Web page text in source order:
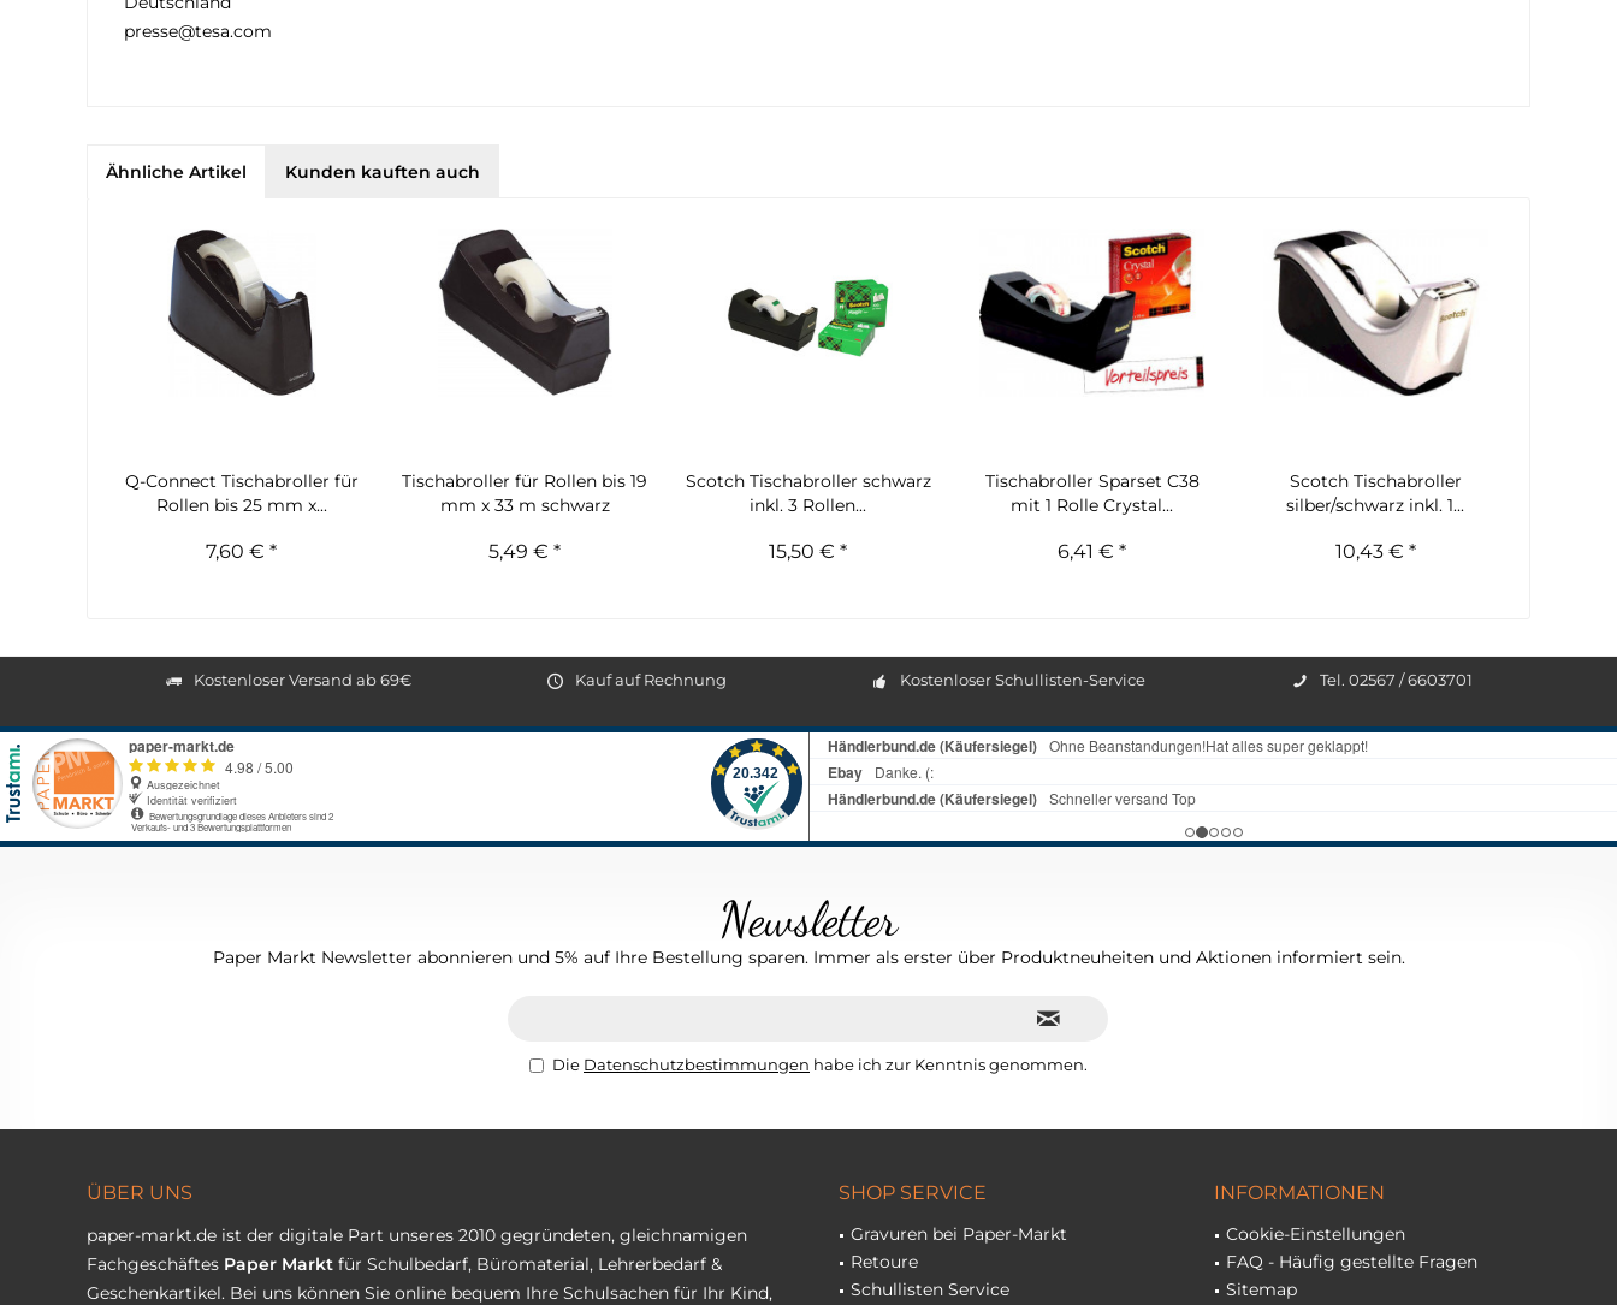
presse@tesa.com
Ähnliche Artikel Kunden kauften auch
Q-Connect Tischabroller für
Rollen bis 25 mm x...
7,60 € *
Tischabroller für Rollen bis 19
mm x 33 m schwarz
5,49 € *
Scotch Tischabroller schwarz
inkl. 3 Rollen...
15,50 € *
Tischabroller Sparset C38
mit 1 Rolle Crystal...
6,41 € *
Scotch Tischabroller
silber/schwarz inkl. 1...
10,43 € *
Kostenloser Versand ab 69€ Kauf auf Rechnung Kostenloser Schullisten-Service Tel. 02567 / 6603701
Newsletter
Paper Markt Newsletter abonnieren und 5% auf Ihre Bestellung sparen. Immer als erster über Produktneuheiten und Aktionen informiert sein.
Die Datenschutzbestimmungen habe ich zur Kenntnis genommen.
ÜBER UNS
paper-markt.de ist der digitale Part unseres 2010 gegründeten, gleichnamigen
Fachgeschäftes Paper Markt für Schulbedarf, Büromaterial, Lehrerbedarf &
Geschenkartikel. Bei uns können Sie online bequem Ihre Schulsachen für Ihr Kind,
SHOP SERVICE
Gravuren bei Paper-Markt
Retoure
Schullisten Service
INFORMATIONEN
Cookie-Einstellungen
FAQ - Häufig gestellte Fragen
Sitemap